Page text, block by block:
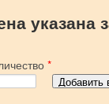
указана
*